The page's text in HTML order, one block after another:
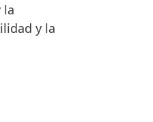
la
y la